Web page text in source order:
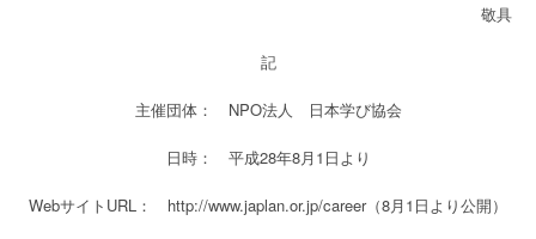
敬具
記
主催団体： NPO法人 日本学び協会
日時： 平成28年8月1日より
WebサイトURL： http://www.japlan.or.jp/career（8月1日より公開）